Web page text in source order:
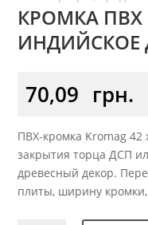
КРОМКА ПВХ
ИНДИЙСКОЕ
70,09 грн.
ПВХ-кромка Kromag 42
закрытия торца ДСП
древесный декор.
плиты, ширину кромки,